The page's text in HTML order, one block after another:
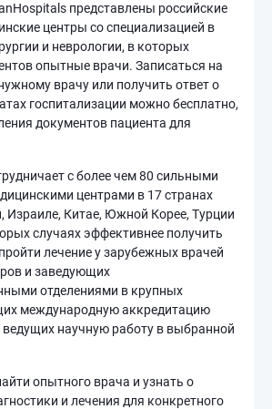
представлены российские
центры со специализацией в
и неврологии, в которых
опытные врачи. Записаться на
врачу или получить ответ о
госпитализации можно бесплатно,
документов пациента для
с более чем 80 сильными
центрами в 17 странах
Израиле, Китае, Южной Корее, Турции
случаях эффективнее получить
лечение у зарубежных врачей
и заведующих
отделениями в крупных
международную аккредитацию
ведущих научную работу в выбранной
опытного врача и узнать о
и лечения для конкретного